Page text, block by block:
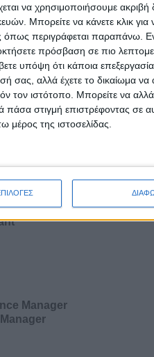
να χρησιμοποιήσουμε
Μπορείτε να κάνετε κλικ για
περιγράφεται παραπάνω.
πρόσβαση σε πιο
υπόψη ότι κάποια
σας, αλλά έχετε το δικαίωμα
τον ιστότοπο. Μπορείτε να
στιγμή επιστρέφοντας σε
της ιστοσελίδας.
PI/PO, CPI, BTP)
Manager